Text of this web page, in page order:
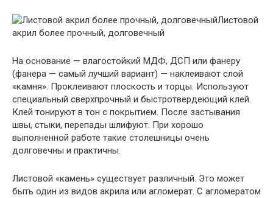
Листовой
акрил более прочный, долговечный
На основание — влагостойкий МДФ, ДСП или фанеру
(фанера — самый лучший вариант) — наклеивают слой
«камня». Проклеивают плоскость и торцы. Используют
специальный сверхпрочный и быстротвердеющий клей.
Клей тонируют в тон с покрытием. После застывания
швы, стыки, перепады шлифуют. При хорошо
выполненной работе такие столешницы очень
долговечны и практичны.
Листовой «камень» существует различный. Это может
быть один из видов акрила или агломерат. С агломератом